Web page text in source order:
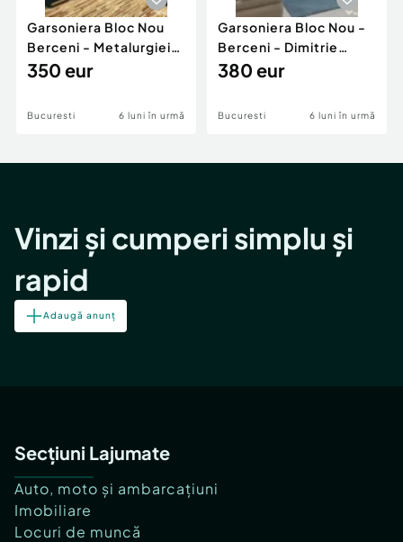
Garsoniera Bloc Nou
Berceni - Metalurgiei
Park - Postalionul
350 eur
Bucuresti 6 luni în urmă
Garsoniera Bloc Nou -
Berceni - Dimitrie
Leonida
380 eur
Bucuresti 6 luni în urmă
Vinzi și cumperi simplu și
rapid
Adaugă anunț
Secțiuni Lajumate
Auto, moto și ambarcațiuni
Imobiliare
Locuri de muncă